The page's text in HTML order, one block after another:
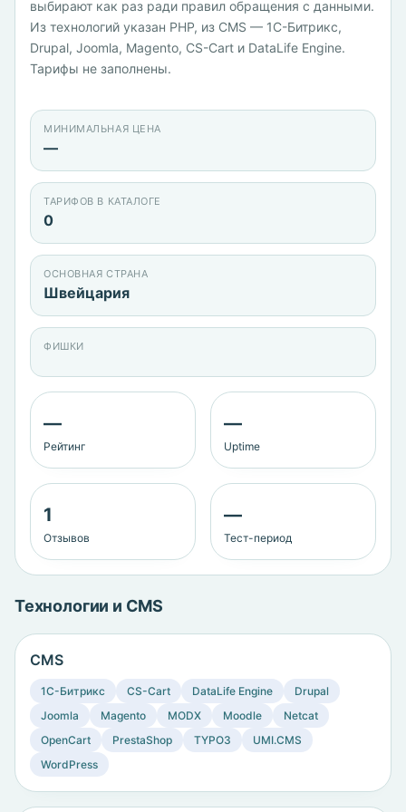
выбирают как раз ради правил обращения с данными.
Из технологий указан PHP, из CMS — 1С-Битрикс,
Drupal, Joomla, Magento, CS-Cart и DataLife Engine.
Тарифы не заполнены.
МИНИМАЛЬНАЯ ЦЕНА
—
ТАРИФОВ В КАТАЛОГЕ
0
ОСНОВНАЯ СТРАНА
Швейцария
ФИШКИ
—
Рейтинг
—
Uptime
1
Отзывов
—
Тест-период
Технологии и CMS
CMS
1C-Битрикс CS-Cart DataLife Engine
Drupal
Joomla
Magento MODX Moodle
Netcat
OpenCart
PrestaShop TYPO3
UMI.CMS
WordPress